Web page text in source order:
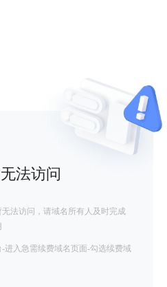
法访问
法访问，请域名所有人及时完成
进入急需续费域名页面-勾选续费域